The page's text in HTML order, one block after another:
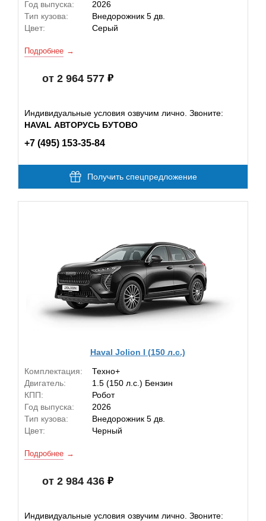
Год выпуска:
2026
Тип кузова:
Внедорожник 5 дв.
Цвет:
Серый
Подробнее
от 2 964 577
Индивидуальные условия озвучим лично. Звоните:
HAVAL АВТОРУСЬ БУТОВО
+7 (495) 153-35-84
Получить спецпредложение
Haval Jolion I (150 л.с.)
Комплектация:
Техно+
Двигатель:
1.5 (150 л.с.) Бензин
КПП:
Робот
Год выпуска:
2026
Тип кузова:
Внедорожник 5 дв.
Цвет:
Черный
Подробнее
от 2 984 436
Индивидуальные условия озвучим лично. Звоните: